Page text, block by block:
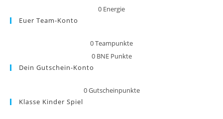
0 Energie
Euer Team-Konto
0Teampunkte
0 BNE Punkte
Dein Gutschein-Konto
0Gutscheinpunkte
Klasse Kinder Spiel